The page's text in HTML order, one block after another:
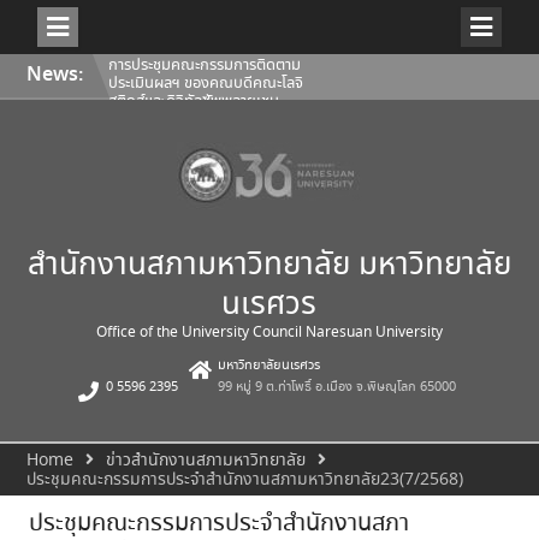
Skip
content
News: การประชุมคณะกรรมการติดตาม
ประเมินผลฯ ของคณบดีคณะโลจิ
สติกส์และดิจิทัลซัพพลายเชน
ครั้งที่ 350 (8/2569) วันเสาร์ที่ 1
สิงหาคม 2569
การประชุมคณะกรรมการติดตาม
ประเมินผลฯ ของคณบดีคณะ
สำนักงานสภามหาวิทยาลัย มหาวิทยาลัย
นเรศวร
Office of the University Council Naresuan University
0 5596 2395
มหาวิทยาลัยนเรศวร
99 หมู่ 9 ต.ท่าโพธิ์ อ.เมือง จ.พิษณุโลก 65000
Home
ข่าวสำนักงานสภามหาวิทยาลัย
ประชุมคณะกรรมการประจำสำนักงานสภามหาวิทยาลัย23(7/2568)
ประชุมคณะกรรมการประจำสำนักงานสภา